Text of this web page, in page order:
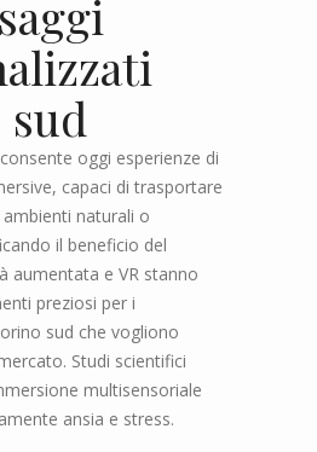
oggi esperienze di
capaci di trasportare
naturali o
il beneficio del
aumentata e VR stanno
preziosi per i
sud che vogliono
Studi scientifici
multisensoriale
ansia e stress.